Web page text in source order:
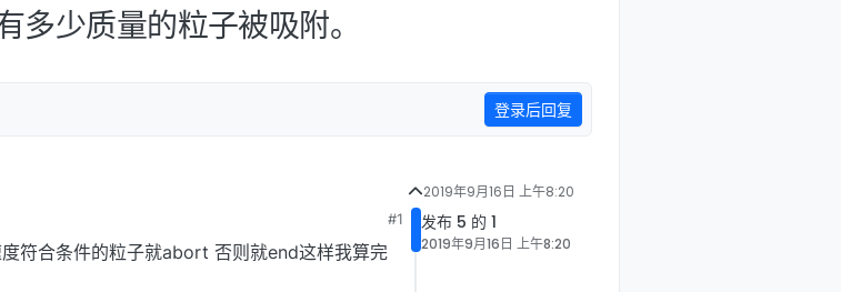
少质量的粒子被吸附。
登录后回复
#1
符合条件的粒子就abort 否则就end这样我算完
2019年9月16日 上午8:20
发布 5 的 1
2019年9月16日 上午8:20